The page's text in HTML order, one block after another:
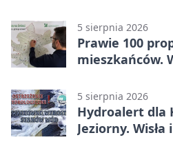
5 sierpnia 2026
Prawie 100
mieszkańców.
5 sierpnia 2026
Hydroalert dla
Jeziorny.